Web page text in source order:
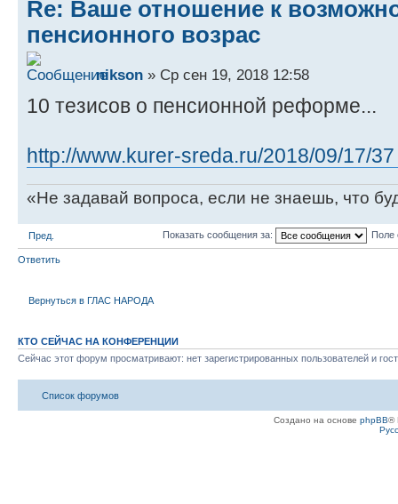
Re: Ваше отношение к
пенсионного возрас
nikson » Ср сен 19, 2018 12:58
10 тезисов о пенсионной реформе...
http://www.kurer-sreda.ru/2018/09/17/
«Не задавай вопроса, если не знаешь, что
Пред. Показать сообщения за: Поле
Ответить
Вернуться в ГЛАС НАРОДА
КТО СЕЙЧАС НА КОНФЕРЕНЦИИ
Сейчас этот форум просматривают: нет зарегистрированных пользователей и
Список форумов
Создано на основе phpBB®